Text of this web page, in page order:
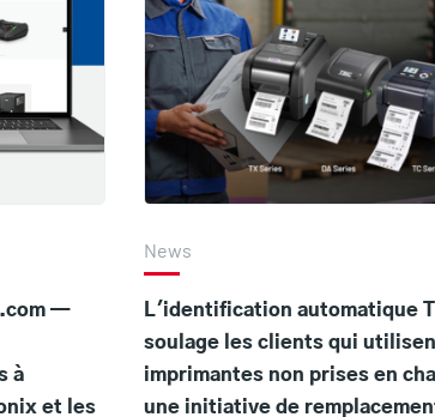
—
à
et les
News
L'identification automatique
soulage les clients qui
imprimantes non prises en
une initiative de